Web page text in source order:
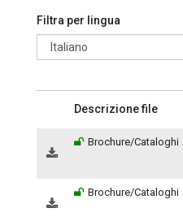
Filtra per lingua
Descrizione file
Brochure/Cataloghi
Brochure/Cataloghi